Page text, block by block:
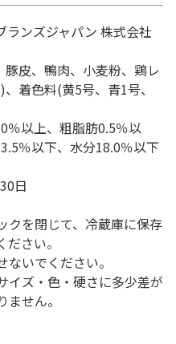
ランズジャパン 株式会社
豚皮、鴨肉、小麦粉、鶏レ
着色料(黄5号、青1号、
％以上、粗脂肪0.5％以
％以下、水分18.0％以下
日
クを閉じて、冷蔵庫に保存
さい。
ないでください。
イズ・色・硬さに多少差が
せん。